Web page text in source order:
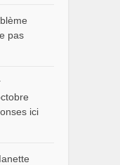
pas
ici